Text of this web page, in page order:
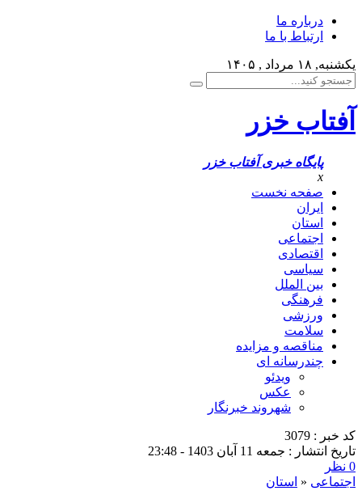
درباره ما
ارتباط با ما
یکشنبه, ۱۸ مرداد , ۱۴۰۵
آفتاب خزر
پایگاه خبری آفتاب خزر
x
صفحه نخست
ایران
استان
اجتماعی
اقتصادی
سیاسی
بین الملل
فرهنگی
ورزشی
سلامت
مناقصه و مزایده
چندرسانه ای
ویدئو
عکس
شهروند خبرنگار
کد خبر : 3079
تاریخ انتشار : جمعه 11 آبان 1403 - 23:48
0 نظر
اجتماعی « استان